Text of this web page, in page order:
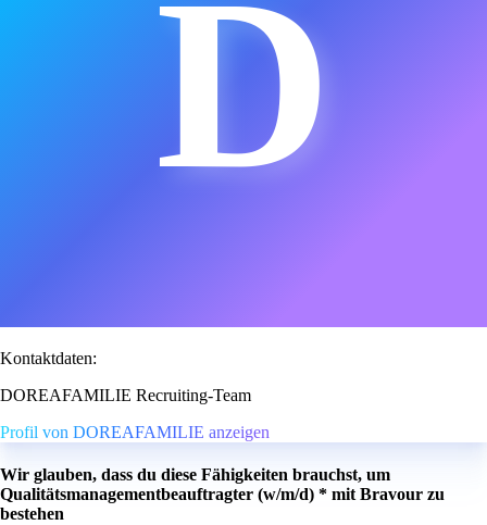
D
Kontaktdaten:
DOREAFAMILIE Recruiting-Team
Profil von DOREAFAMILIE anzeigen
Wir glauben, dass du diese Fähigkeiten brauchst, um
Qualitätsmanagementbeauftragter (w/m/d) * mit Bravour zu
bestehen